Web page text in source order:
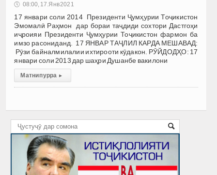
🕔 08:00, 17.Янв 2021
17 январи соли 2014 Президенти Ҷумҳурии Тоҷикистон
Эмомалӣ Раҳмон дар бораи таҷдиди сохтори Дастгоҳи
иҷроияи Президенти Ҷумҳурии Тоҷикистон фармон ба
имзо расониданд. 17 ЯНВАР ТАҶЛИЛ КАРДА МЕШАВАД:
Рӯзи байналмилалии ихтирооти кӯдакон. РӮЙДОДҲО: 17
январи соли 2013 дар шаҳри Душанбе вакилони
Матни пурра ▸